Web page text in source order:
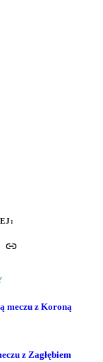
meczu z Koroną
z Zagłębiem